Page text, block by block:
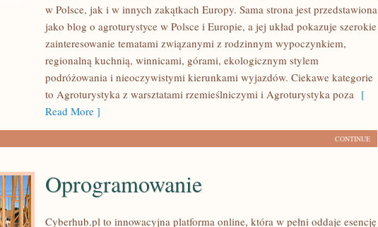
WINNIC
w Polsce, jak i w innych zakątkach Europy. Sama strona jest przedstawiona
jako blog o agroturystyce w Polsce i Europie, a jej układ pokazuje szerokie
zainteresowanie tematami związanymi z rodzinnym wypoczynkiem,
regionalną kuchnią, winnicami, górami, ekologicznym stylem
podróżowania i nieoczywistymi kierunkami wyjazdów. Ciekawe kategorie
to Agroturystyka z warsztatami rzemieślniczymi i Agroturystyka poza [
Read More ]
CONTINUE
Oprogramowanie
Cyberhub.pl to innowacyjna platforma online, która w pełni oddaje esencję